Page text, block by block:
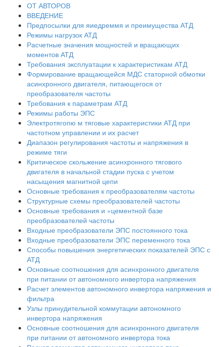
ОТ АВТОРОВ
ВВЕДЕНИЕ
Предпосылки для яиедреммя и преимущества АТД
Режимы нагрузок АТД
Расчетные значения мощностей и вращающих
моментов АТД
Требования эксплуатации к характеристикам АТД
Формирование вращающейся МДС статорной обмотки
асинхронного двигателя, питающегося от
преобразователя частоты
Требования к параметрам АТД
Режимы работы ЭПС
Электротягопю м тяговые характеристики АТД при
частотном управлении и их расчет
Диапазон регулирования частоты и напряжения в
режиме тяги
Критическое скольжение асинхронного тягового
двигателя в начальной стадии пуска с учетом
насыщения магнитной цепи
Основные требования к преобразователям частоты
Структурные схемы преобразователей частоты
Основные требования и »цементной базе
преобразователей частоты
Входные преобразователи ЭПС постоянного тока
Входные преобразователи ЭПС переменного тока
Способы повышения энергетических показателей ЭПС с
АТД
Основные соотношения для асинхронного двигателя
при питании от автономного инвертора напряжения
Расчет элементов автономного инвертора напряжения и
фильтра
Узлы принудительной коммутации автономного
инвертора напряжения
Основные соотношения для асинхронного двигателя
при питании от автономного инвертора тока